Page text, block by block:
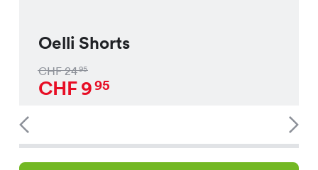
Oelli Shorts
CHF2495
CHF995